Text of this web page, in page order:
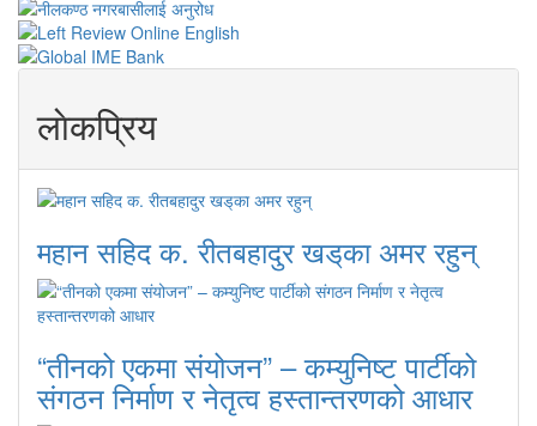
लाेकप्रिय
महान सहिद क. रीतबहादुर खड्‌का अमर रहुन्
“तीनको एकमा संयोजन” – कम्युनिष्ट पार्टीको
संगठन निर्माण र नेतृत्व हस्तान्तरणको आधार